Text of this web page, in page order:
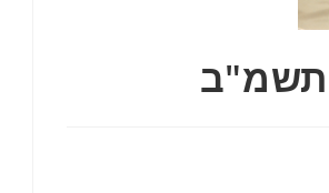
תשמ"ב